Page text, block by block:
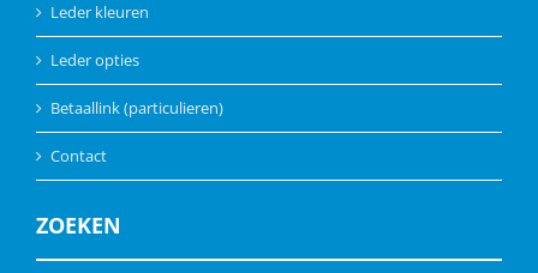
Leder kleuren
Leder opties
Betaallink (particulieren)
Contact
ZOEKEN